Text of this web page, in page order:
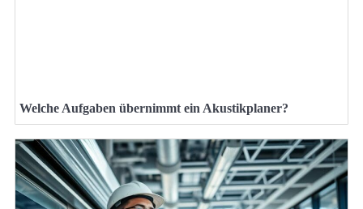
Welche Aufgaben übernimmt ein Akustikplaner?